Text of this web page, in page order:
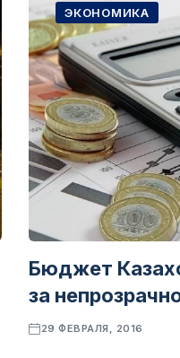
ЭКОНОМИКА
Бюджет
за
29 ФЕВРАЛЯ, 2016